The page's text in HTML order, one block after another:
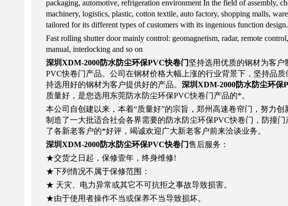
packaging, automotive, refrigeration environment In the field of assembly,
machinery, logistics, plastic, cotton textile, auto factory, shopping malls,
tailored for its different types of customers with its ingenious function design.
Fast rolling shutter door mainly control: geomagnetism, radar, remote
manual, interlocking and so on
深圳XDM-2000防水防尘环保PVC快卷门 坚持选用优质的钢材为客
PVC快卷门产品。公司在钢材价格大幅上涨的行业背景下，坚持品
持选用好的钢材为客户提供好的产品。 深圳XDM-2000防水防尘环保
质量好，是您选用东莞防水防尘环保PVC快卷门产品的*。
本公司自创建以来，本着“质量好”的宗旨，郑州高速卷帘门，努力
制造了一大批适合社会各界需要的防水防尘环保PVC快卷门，防撞
了各新老客户的*好评，竭诚欢迎广大新老客户前来洽谈业务。
深圳XDM-2000防水防尘环保PVC快卷门售后服务：
★交货之日起，保修壹年，终身维修!
★下列情况不属于保修范围：
★ 天灾、电力异常或其它不可抗拒之事故导致损害。
★由于使用者操作不当或保养不当导致损坏。